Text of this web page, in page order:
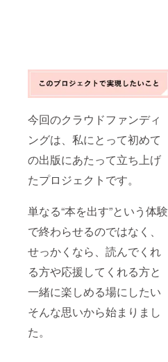
今回のクラウドファンディ
ングは、私にとって初めて
の出版にあたって立ち上げ
たプロジェクトです。
単なる“本を出す”という体験
で終わらせるのではなく、
せっかくなら、読んでくれ
る方や応援してくれる方と
一緒に楽しめる場にしたい
そんな思いから始まりまし
た。